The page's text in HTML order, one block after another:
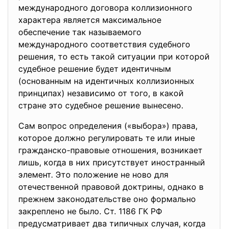
международного договора коллизионного
характера является максимальное
обеспечение так называемого
международного соответствия судебного
решения, то есть такой ситуации при которой
судебное решение будет идентичным
(основанным на идентичных коллизионных
принципах) независимо от того, в какой
стране это судебное решение вынесено.
Сам вопрос определения («выбора») права,
которое должно регулировать те или иные
гражданско-правовые отношения, возникает
лишь, когда в них присутствует иностранный
элемент. Это положение не ново для
отечественной правовой доктрины, однако в
прежнем законодательстве оно формально
закреплено не было. Ст. 1186 ГК РФ
предусматривает два типичных случая, когда